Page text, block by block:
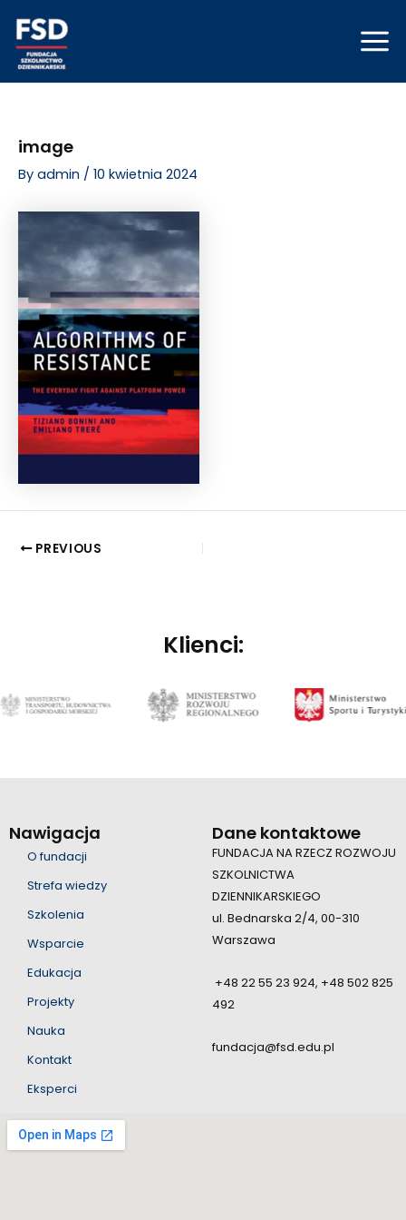
content
image
By admin / 10 kwietnia 2024
navigation
PREVIOUS
Klienci:
Nawigacja
O fundacji
Strefa wiedzy
Szkolenia
Wsparcie
Edukacja
Projekty
Nauka
Kontakt
Eksperci
Dane kontaktowe
FUNDACJA NA RZECZ ROZWOJU
SZKOLNICTWA
DZIENNIKARSKIEGO
ul. Bednarska 2/4, 00-310
Warszawa
+48 22 55 23 924, +48 502 825
492
fundacja@fsd.edu.pl